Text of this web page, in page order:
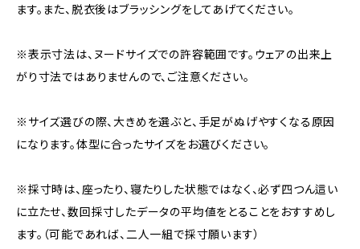
ます。また、脱衣後はブラッシングをしてあげてください。
※表示寸法は、ヌードサイズでの許容範囲です。ウェアの出来上
がり寸法ではありませんので、ご注意ください。
※サイズ選びの際、大きめを選ぶと、手足がぬげやすくなる原因
になります。体型に合ったサイズをお選びください。
※採寸時は、座ったり、寝たりした状態ではなく、必ず四つん這い
に立たせ、数回採寸したデータの平均値をとることをおすすめし
ます。（可能であれば、二人一組で採寸願います）